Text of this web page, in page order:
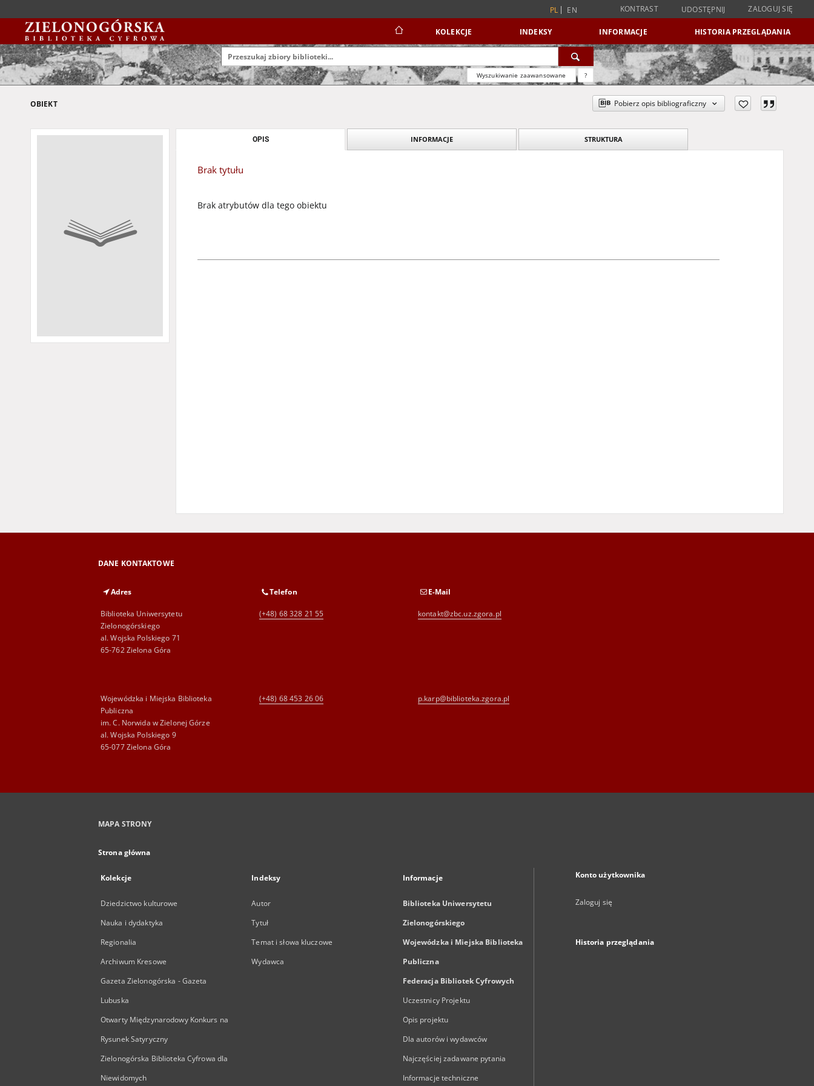
PL EN KONTRAST UDOSTĘPNIJ ZALOGUJ SIĘ
KOLEKCJE INDEKSY INFORMACJE HISTORIA PRZEGLĄDANIA
Wyszukiwanie zaawansowane ?
OBIEKT Pobierz opis bibliograficzny
OPIS INFORMACJE STRUKTURA
Brak tytułu
Brak atrybutów dla tego obiektu
DANE KONTAKTOWE
Adres
Biblioteka Uniwersytetu
Zielonogórskiego
al. Wojska Polskiego 71
65-762 Zielona Góra
Telefon
(+48) 68 328 21 55
E-Mail
kontakt@zbc.uz.zgora.pl
Wojewódzka i Miejska Biblioteka
Publiczna
im. C. Norwida w Zielonej Górze
al. Wojska Polskiego 9
65-077 Zielona Góra
(+48) 68 453 26 06 p.karp@biblioteka.zgora.pl
MAPA STRONY
Strona główna
Kolekcje
Dziedzictwo kulturowe
Nauka i dydaktyka
Regionalia
Archiwum Kresowe
Gazeta Zielonogórska - Gazeta
Lubuska
Otwarty Międzynarodowy Konkurs na
Rysunek Satyryczny
Zielonogórska Biblioteka Cyfrowa dla
Niewidomych
Indeksy
Autor
Tytuł
Temat i słowa kluczowe
Wydawca
Informacje
Biblioteka Uniwersytetu
Zielonogórskiego
Wojewódzka i Miejska Biblioteka
Publiczna
Federacja Bibliotek Cyfrowych
Uczestnicy Projektu
Opis projektu
Dla autorów i wydawców
Najczęściej zadawane pytania
Informacje techniczne
Konto użytkownika
Zaloguj się
Historia przeglądania